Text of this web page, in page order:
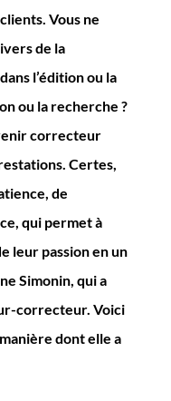
Vous ne
de la
l’édition ou la
ou la recherche ?
correcteur
Certes,
de
qui permet à
leur passion en un
Simonin, qui a
correcteur. Voici
dont elle a